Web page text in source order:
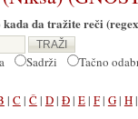
da tražite reči
Sadrži Tačno
| C | Č | D| Đ| E| F| G| H